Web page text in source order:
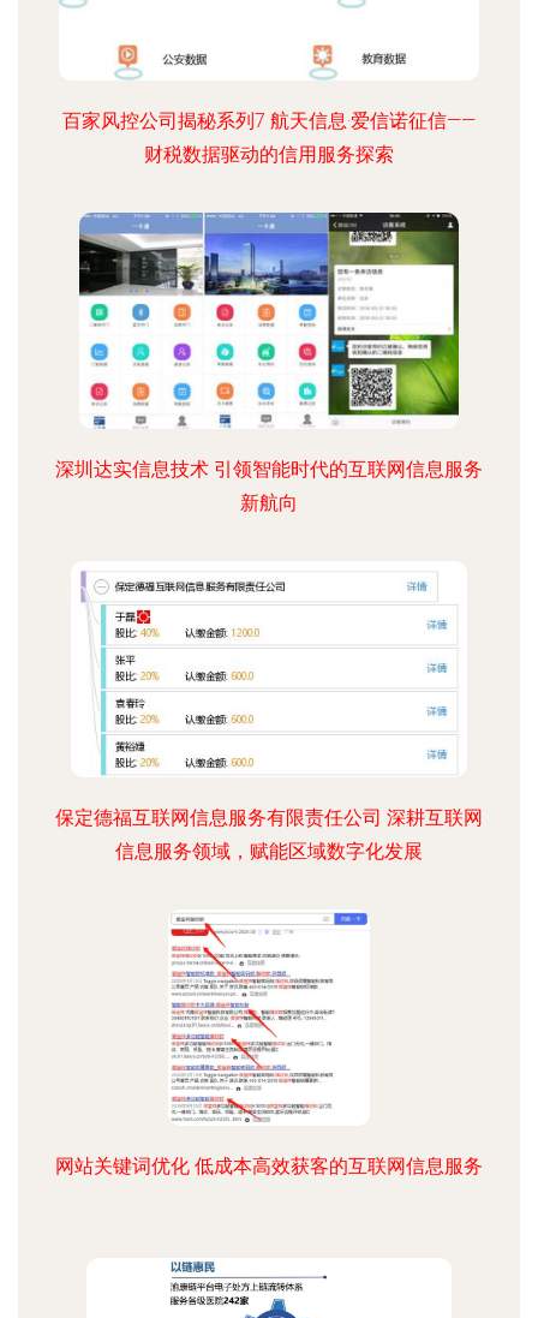
百家风控公司揭秘系列7 航天信息·爱信诺征信——
财税数据驱动的信用服务探索
深圳达实信息技术 引领智能时代的互联网信息服务
新航向
保定德福互联网信息服务有限责任公司 深耕互联网
信息服务领域，赋能区域数字化发展
网站关键词优化 低成本高效获客的互联网信息服务